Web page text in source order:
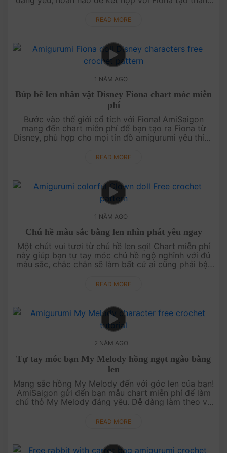
thương của Shrek từ len ....
READ MORE
1 NĂM AGO
Búp bê len nhân vật Disney Fiona chart móc miễn
phí
Bước vào thế giới cổ tích với Fiona! AmiSaigon
mang đến chart miễn phí để bạn tạo ra Fiona từ
Disney, phù hợp cho mọi tín đồ amigurumi yêu thích
tích của riêng bạn! ....
READ MORE
1 NĂM AGO
Chú hề màu sắc bằng len nhìn phát yêu ngay
Một chút vui tươi từ chú hề len sợi! Chart miễn phí
này giúp bạn tự tay móc chú hề ngộ nghĩnh với đủ
màu sắc, chắc chắn sẽ làm bất cứ ai cũng phải bật
mọi người!....
READ MORE
2 NĂM AGO
Tự tay móc bạn My Melody hồng ngọt ngào bằng
len
Mang sắc hồng My Melody đến với góc len của bạn!
AmiSaigon gửi đến bạn mẫu chart miễn phí để làm
chú thỏ My Melody đáng yêu. Dễ dàng làm theo và
Melody và thêm chút sắ....
READ MORE